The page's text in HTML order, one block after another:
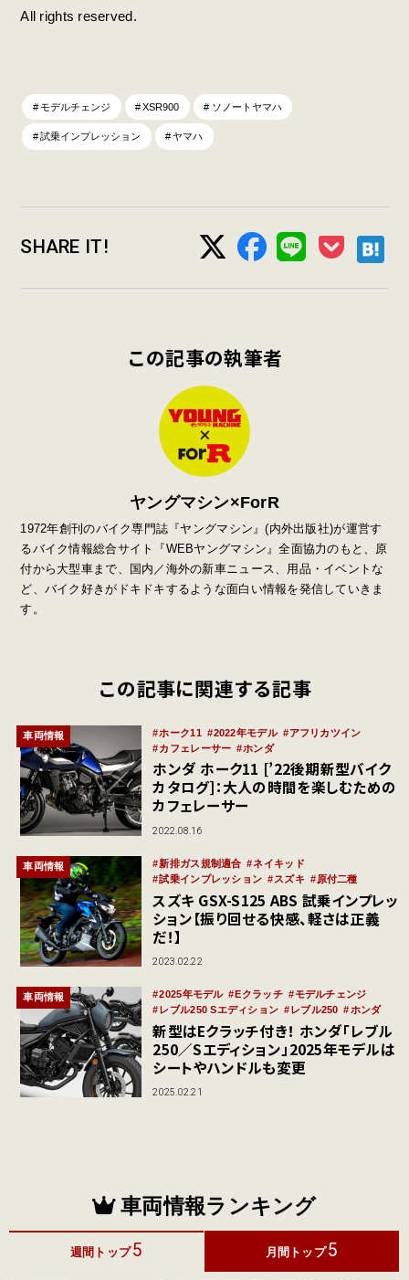
All rights reserved.
モデルチェンジ XSR900 ソノートヤマハ
試乗インプレッション ヤマハ
SHARE IT!
この記事の執筆者
ヤングマシン×ForR
1972年創刊のバイク専門誌『ヤングマシン』(内外出版社)が運営す
るバイク情報総合サイト『WEBヤングマシン』全面協力のもと、原
付から大型車まで、国内／海外の新車ニュース、用品・イベントな
ど、バイク好きがドキドキするような面白い情報を発信していきま
す。
この記事に関連する記事
車両情報 ホーク11 2022年モデル
アフリカツイン
カフェレーサー
ホンダ
ホンダ ホーク11 [’22後期新型バイク
カタログ]：大人の時間を楽しむための
カフェレーサー
2022.08.16
車両情報 新排ガス規制適合
ネイキッド
試乗インプレッション
スズキ 原付二種
スズキ GSX-S125 ABS 試乗インプレッ
ション【振り回せる快感、軽さは正義
だ！】
2023.02.22
車両情報 2025年モデル Eクラッチ
モデルチェンジ
レブル250 Sエディション
レブル250 ホンダ
新型はEクラッチ付き！ ホンダ「レブル
250／Sエディション」2025年モデルは
シートやハンドルも変更
2025.02.21
車両情報ランキング
週間トップ5 月間トップ 5